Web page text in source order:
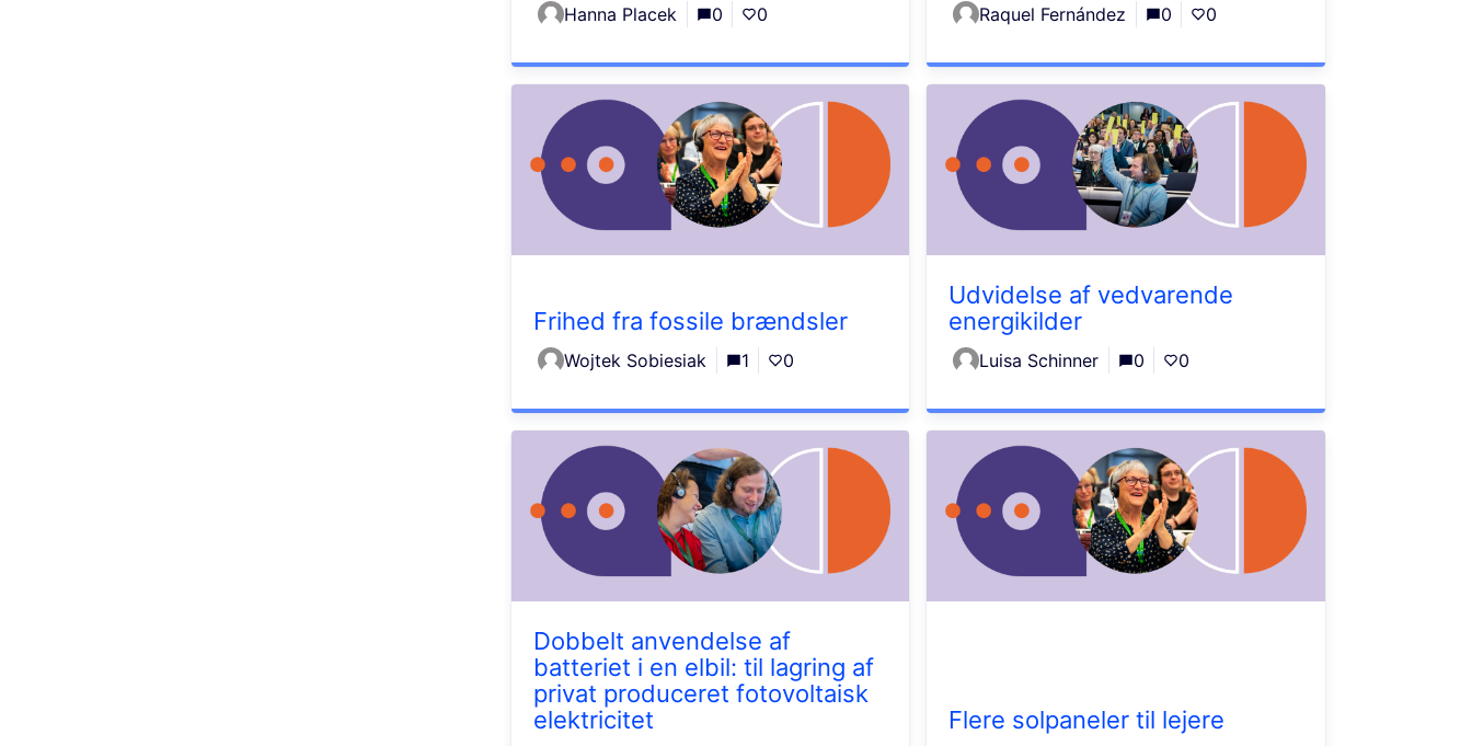
Hanna Placek 0 0 Raquel Fernández 0 0
Frihed fra fossile brændsler
Wojtek Sobiesiak 1 0
Udvidelse af vedvarende
energikilder
Luisa Schinner 0 0
Dobbelt anvendelse af
batteriet i en elbil: til lagring af
privat produceret fotovoltaisk
elektricitet
Flere solpaneler til lejere